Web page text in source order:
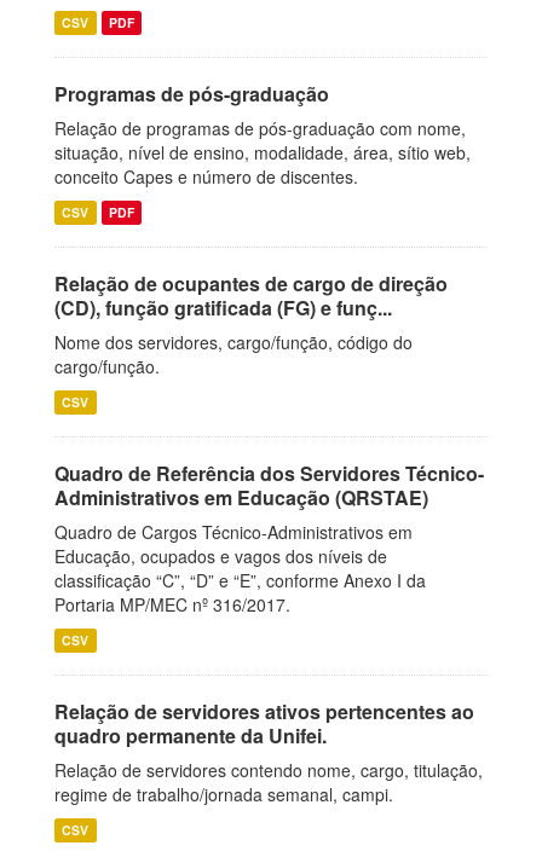
CSV PDF
Programas de pós-graduação
Relação de programas de pós-graduação com nome,
situação, nível de ensino, modalidade, área, sítio web,
conceito Capes e número de discentes.
CSV PDF
Relação de ocupantes de cargo de direção
(CD), função gratificada (FG) e funç...
Nome dos servidores, cargo/função, código do
cargo/função.
CSV
Quadro de Referência dos Servidores Técnico-
Administrativos em Educação (QRSTAE)
Quadro de Cargos Técnico-Administrativos em
Educação, ocupados e vagos dos níveis de
classificação “C”, “D” e “E”, conforme Anexo I da
Portaria MP/MEC nº 316/2017.
CSV
Relação de servidores ativos pertencentes ao
quadro permanente da Unifei.
Relação de servidores contendo nome, cargo, titulação,
regime de trabalho/jornada semanal, campi.
CSV